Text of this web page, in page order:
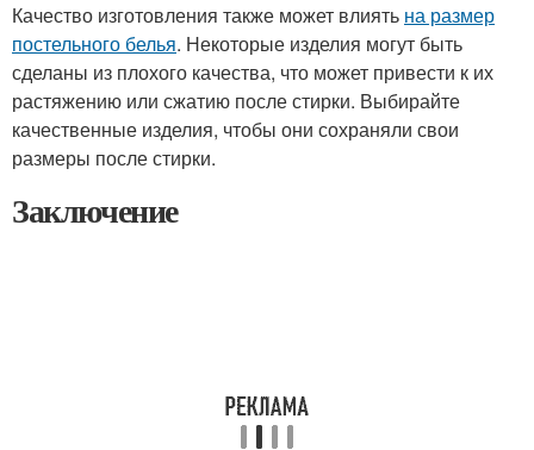
Качество изготовления также может влиять на размер
постельного белья. Некоторые изделия могут быть
сделаны из плохого качества, что может привести к их
растяжению или сжатию после стирки. Выбирайте
качественные изделия, чтобы они сохраняли свои
размеры после стирки.
Заключение